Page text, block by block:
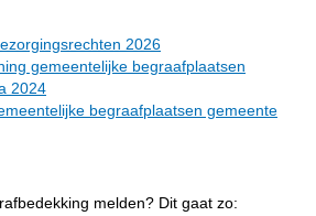
2026
gemeentelijke begraafplaatsen
2024
begraafplaatsen gemeente
melden? Dit gaat zo: